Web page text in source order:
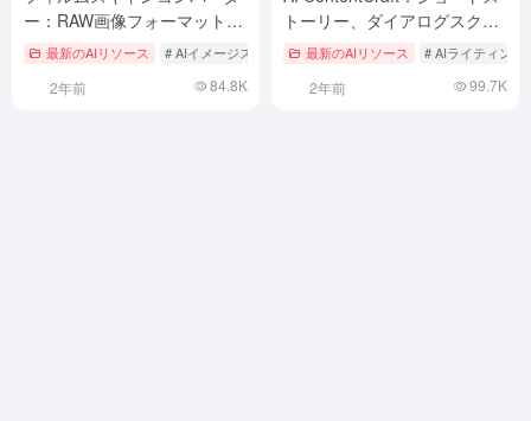
ー：RAW画像フォーマットで
スキャンしたフィルムを完成
最新のAIリソース # AIイメージスタイルコントロール
2年前 84.8K
トーリー、ダイアログスクリ
プト、ナレーション、グラフ
能AIコンテンツ作成ツール
最新のAIリソース # AIライティング
2年前 99.7K